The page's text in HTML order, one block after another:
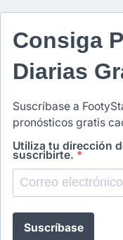
Consiga
Diarias
Suscríbase a
pronósticos gratis
Utiliza tu dirección
suscribirte. *
Suscríbase